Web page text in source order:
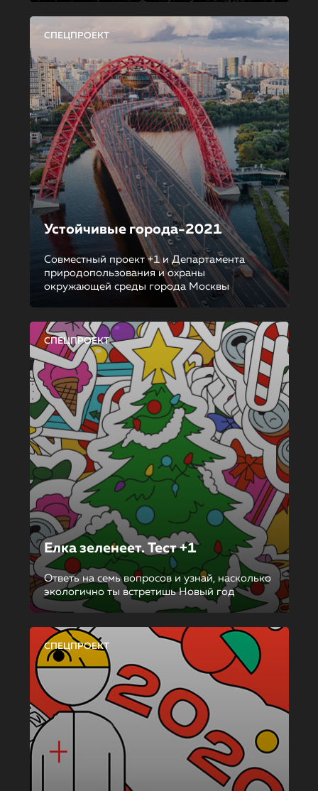
СПЕЦПРОЕКТ
Устойчивые города-2021
Совместный проект +1 и Департамента
природопользования и охраны
окружающей среды города Москвы
СПЕЦПРОЕКТ
Елка зеленеет. Тест +1
Ответь на семь вопросов и узнай, насколько
экологично ты встретишь Новый год
СПЕЦПРОЕКТ